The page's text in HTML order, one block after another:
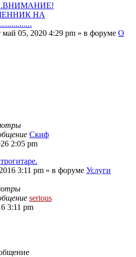
НА
май 05, 2020 4:29 pm » в форуме О
Скиф
2:05 pm
3:11 pm » в форуме Услуги
serious
3:11 pm